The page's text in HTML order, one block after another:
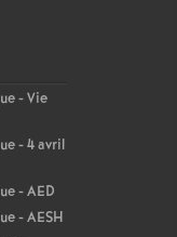
- Vie
- 4 avril
- AED
- AESH